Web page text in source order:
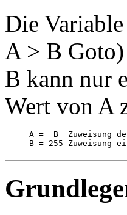
Die
A > B
B kann nur
Wert von A
A =  B  Zuweisung